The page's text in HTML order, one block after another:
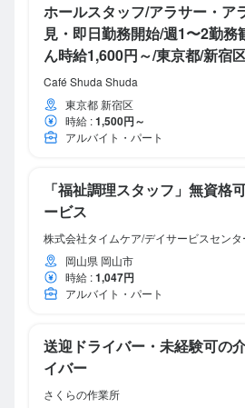
ホールスタッフ/アラサー・ア
見・即日勤務開始/週1〜2勤務
ん時給1,600円～/東京都/新宿
Café Shuda Shuda
東京都 新宿区
時給 :1,500円～
アルバイト・パート
「福祉調理スタッフ」無資格
ービス
株式会社タイムケア/デイサービスセン
岡山県 岡山市
時給 :1,047円
アルバイト・パート
送迎ドライバー・未経験可の
イバー
さくらの作業所